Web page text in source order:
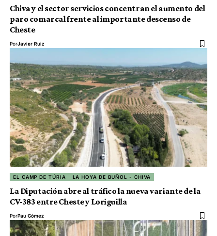
Chiva y el sector servicios concentran el aumento del
paro comarcal frente al importante descenso de
Cheste
PorJavier Ruiz
EL CAMP DE TÚRIA LA HOYA DE BUÑOL - CHIVA
La Diputación abre al tráfico la nueva variante de la
CV-383 entre Cheste y Loriguilla
PorPau Gómez